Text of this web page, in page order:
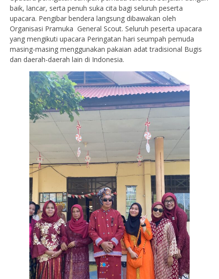
baik, lancar, serta penuh suka cita bagi seluruh peserta
upacara. Pengibar bendera langsung dibawakan oleh
Organisasi Pramuka General Scout. Seluruh peserta upacara
yang mengikuti upacara Peringatan hari seumpah pemuda
masing-masing menggunakan pakaian adat tradisional Bugis
dan daerah-daerah lain di Indonesia.